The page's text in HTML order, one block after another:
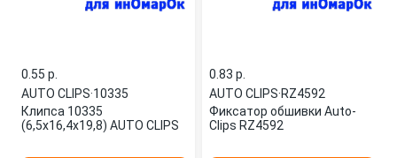
0.55 p.
AUTO CLIPS·10335
Клипса 10335
(6,5x16,4x19,8) AUTO CLIPS
0.83 p.
AUTO CLIPS·RZ4592
Фиксатор обшивки Auto-
Clips RZ4592